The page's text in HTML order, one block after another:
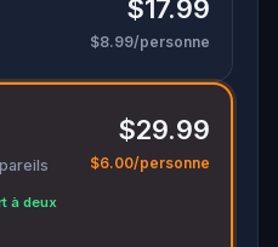
$17.99
$8.99/personne
à deux
$29.99
$6.00/personne